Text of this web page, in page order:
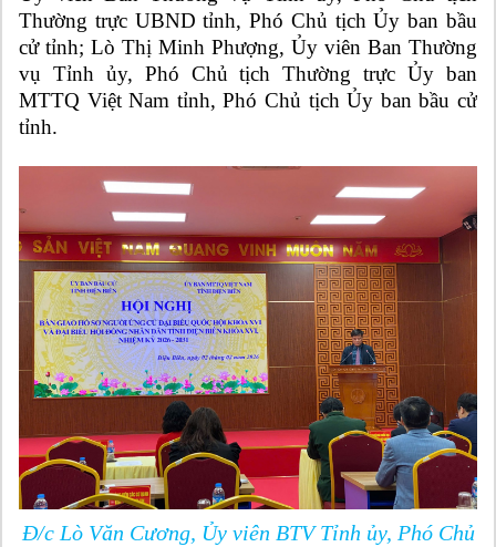
Thường trực UBND tỉnh, Phó Chủ tịch Ủy ban bầu
cử tỉnh; Lò Thị Minh Phượng, Ủy viên Ban Thường
vụ Tỉnh ủy, Phó Chủ tịch Thường trực Ủy ban
MTTQ Việt Nam tỉnh, Phó Chủ tịch Ủy ban bầu cử
tỉnh.
Đ/c Lò Văn Cương, Ủy viên BTV Tỉnh ủy, Phó Chủ